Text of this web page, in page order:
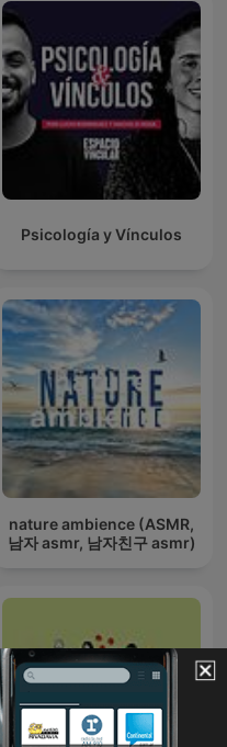
Psicología y Vínculos
nature ambience (ASMR,
남자 asmr, 남자친구 asmr)